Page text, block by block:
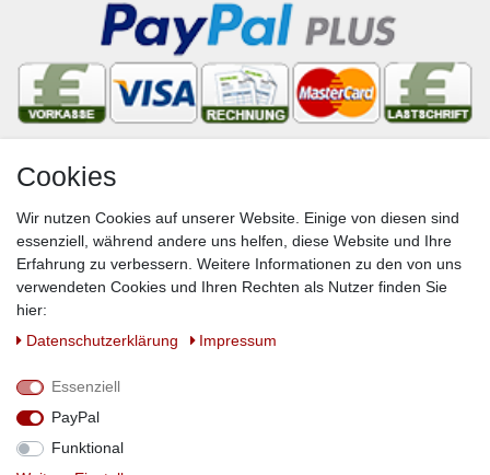
Newsletter
VORNAME NACHNAME
Newsletter
Honig
Hiermit bestätige ich, dass ich dieDaten­schutz­erklärung
Cookies
Wir nutzen Cookies auf unserer Website. Einige von diesen sind
essenziell, während andere uns helfen, diese Website und Ihre
Erfahrung zu verbessern. Weitere Informationen zu den von uns
verwendeten Cookies und Ihren Rechten als Nutzer finden Sie
hier:
Daten­schutz­erklärung
Impressum
Essenziell
PayPal
Funktional